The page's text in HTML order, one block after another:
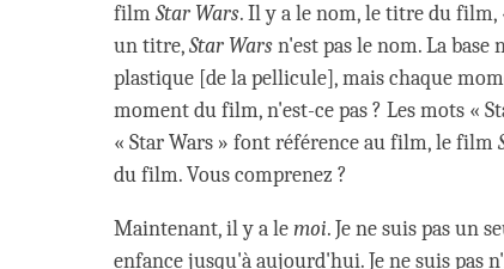
filmStar Wars. Il y a le nom, le titre du film,
un titre,Star Warsn'est pas le nom. La
plastique [de la pellicule], mais chaque
moment du film, n'est-ce pas ? Les mots «
« Star Wars » font référence au film, le film
du film. Vous comprenez ?
Maintenant, il y a lemoi. Je ne suis pas un
enfance jusqu'à aujourd'hui. Je ne suis pas